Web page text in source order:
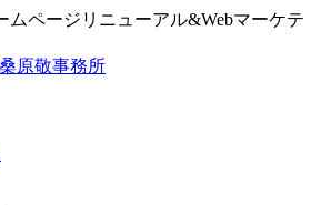
ムページリニューアル&Webマーケテ